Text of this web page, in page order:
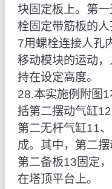
块固定板上。第
栓固定带筋板的
7用螺栓连接人孔
移动模块的运动
持在设定高度。
28.本实施例附图
括第二摆动气缸
第二无杆气缸11
成。其中，第二
第二备板13固定
在塔顶平台上。